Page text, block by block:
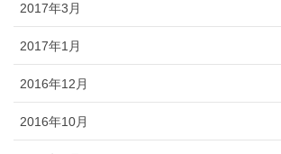
2017年3月
2017年1月
2016年12月
2016年10月